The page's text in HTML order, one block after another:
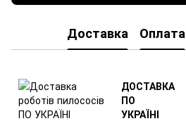
Доставка Оплата
ДОСТАВКА
ПО
УКРАЇНІ